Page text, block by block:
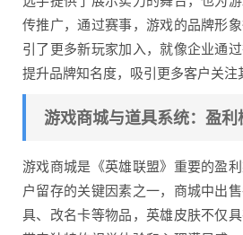
传推广，通过赛事，游戏的品牌形
引了更多新玩家加入，就像企业通过
提升品牌知名度，吸引更多客户关注
游戏商城与道具系统：盈
游戏商城是《英雄联盟》重要的盈
户留存的关键因素之一，商城中出
具、改名卡等物品，英雄皮肤不仅